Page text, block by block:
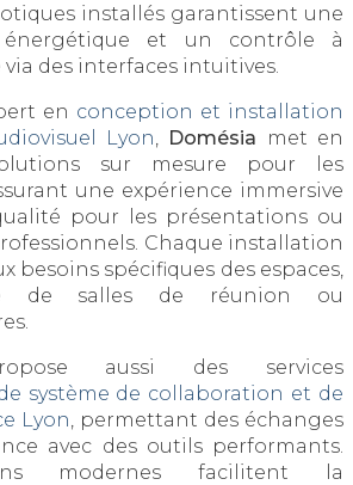
installés garantissent une
énergétique et un contrôle à
des interfaces intuitives.
en conception et installation
Lyon
Domésia met en
sur mesure pour les
une expérience immersive
pour les présentations ou
Chaque installation
besoins spécifiques des espaces,
de salles de réunion ou
aussi des services
système de collaboration et de
Lyon
, permettant des échanges
avec des outils performants.
modernes facilitent la